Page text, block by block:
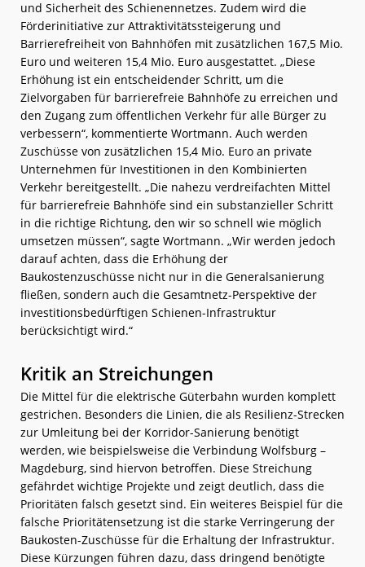
und Sicherheit des Schienennetzes. Zudem wird die
Förderinitiative zur Attraktivitätssteigerung und
Barrierefreiheit von Bahnhöfen mit zusätzlichen 167,5 Mio.
Euro und weiteren 15,4 Mio. Euro ausgestattet. „Diese
Erhöhung ist ein entscheidender Schritt, um die
Zielvorgaben für barrierefreie Bahnhöfe zu erreichen und
den Zugang zum öffentlichen Verkehr für alle Bürger zu
verbessern“, kommentierte Wortmann. Auch werden
Zuschüsse von zusätzlichen 15,4 Mio. Euro an private
Unternehmen für Investitionen in den Kombinierten
Verkehr bereitgestellt. „Die nahezu verdreifachten Mittel
für barrierefreie Bahnhöfe sind ein substanzieller Schritt
in die richtige Richtung, den wir so schnell wie möglich
umsetzen müssen“, sagte Wortmann. „Wir werden jedoch
darauf achten, dass die Erhöhung der
Baukostenzuschüsse nicht nur in die Generalsanierung
fließen, sondern auch die Gesamtnetz-Perspektive der
investitionsbedürftigen Schienen-Infrastruktur
berücksichtigt wird.“
Kritik an Streichungen
Die Mittel für die elektrische Güterbahn wurden komplett
gestrichen. Besonders die Linien, die als Resilienz-Strecken
zur Umleitung bei der Korridor-Sanierung benötigt
werden, wie beispielsweise die Verbindung Wolfsburg –
Magdeburg, sind hiervon betroffen. Diese Streichung
gefährdet wichtige Projekte und zeigt deutlich, dass die
Prioritäten falsch gesetzt sind. Ein weiteres Beispiel für die
falsche Prioritätensetzung ist die starke Verringerung der
Baukosten-Zuschüsse für die Erhaltung der Infrastruktur.
Diese Kürzungen führen dazu, dass dringend benötigte